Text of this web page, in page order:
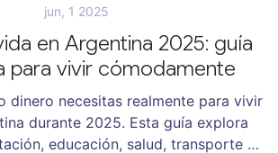
jun, 1 2025
en Argentina 2025: guía
para vivir cómodamente
dinero necesitas realmente para vivir
durante 2025. Esta guía explora
educación, salud, transporte y